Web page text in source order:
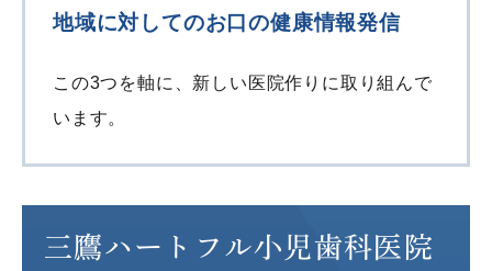
地域に対してのお口の健康情報発信
この3つを軸に、新しい医院作りに取り組んで
います。
三鷹ハートフル小児歯科医院